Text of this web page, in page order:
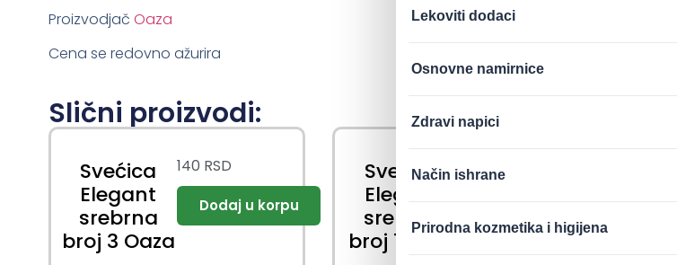
Lekoviti dodaci
Osnovne namirnice
Zdravi napici
Način ishrane
Prirodna kozmetika i higijena
Proizvodjač Oaza
Cena se redovno ažurira
Slični proizvodi:
Svećica
Elegant
srebrna
broj 3 Oaza
140 RSD
Svećica
Elegant
srebrna
broj 1 Oaza
140